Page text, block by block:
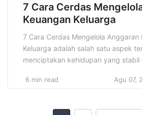
7 Cara Cerdas
Keuangan Keluarga
7 Cara Cerdas Mengelola Anggaran
Keluarga adalah salah satu aspek
menciptakan kehidupan yang stabil
keseimbangan antara pendapatan
6 min read Agu 07,